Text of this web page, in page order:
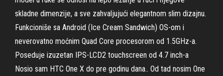
skladne dimenzije, a sve zahvaljujući elegantnom slim dizajnu.
Funkcioniše sa Android (Ice Cream Sandwich) OS-om i
neverovatno moćnim Quad Core procesorom od 1.5GHz-a.
Poseduje izuzetan IPS-LCD2 touchscreen od 4.7 inch-a
Nosio sam HTC One X do pre godinu dana.. Od tad nosim One